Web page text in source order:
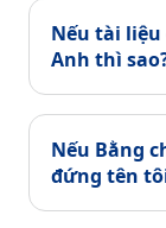
Nếu tài
Anh thì
Nếu Bằng
đứng tên